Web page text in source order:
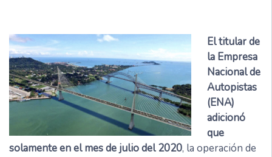
El titular de
la Empresa
Nacional de
Autopistas
(ENA)
adicionó
que
solamente en el mes de julio del 2020, la operación de